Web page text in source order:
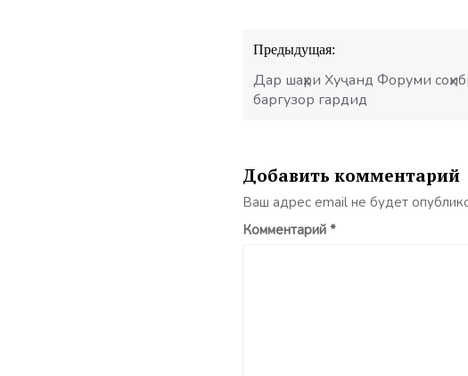
Навигация
по
записям
Предыдущая:
Дар шаҳри Хуҷанд Форуми
баргузор гардид
Добавить комментарий
Ваш адрес email не будет
Комментарий *